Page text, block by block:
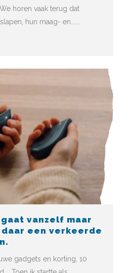
horen vaak terug dat
hun maag- en......
vanzelf maar
een verkeerde
gadgets en korting, 10